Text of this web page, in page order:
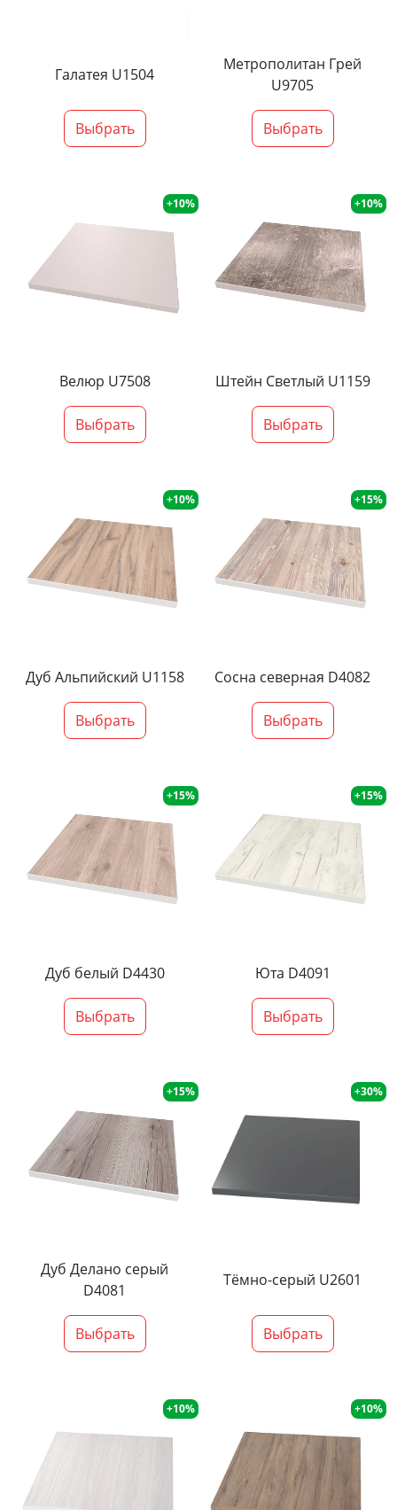
Галатея U1504
Выбрать
Метрополитан Грей
U9705
Выбрать
+10%
Велюр U7508
Выбрать
+10%
Штейн Светлый U1159
Выбрать
+10%
Дуб Альпийский U1158
Выбрать
+15%
Сосна северная D4082
Выбрать
+15%
Дуб белый D4430
Выбрать
+15%
Юта D4091
Выбрать
+15%
Дуб Делано серый
D4081
Выбрать
+30%
Тёмно-серый U2601
Выбрать
+10% +10%